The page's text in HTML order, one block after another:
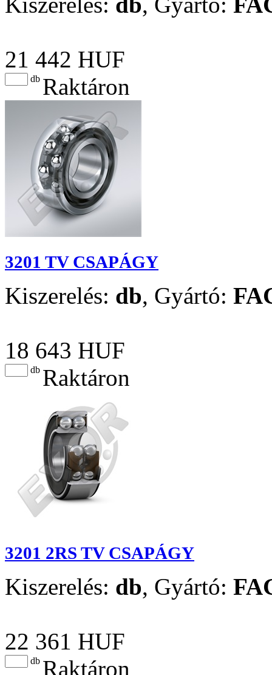
21 442 HUF
db Raktáron
3201 TV CSAPÁGY
Kiszerelés: db, Gyártó:
18 643 HUF
db Raktáron
3201 2RS TV CSAPÁGY
Kiszerelés: db, Gyártó:
22 361 HUF
db Raktáron